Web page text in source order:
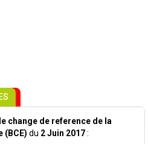
change de reference de la
(BCE) du 2 Juin 2017: